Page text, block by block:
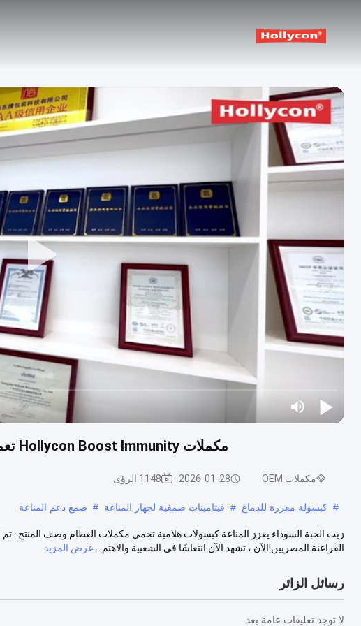
مكملات Hollycon Boost Immunity تعمل على حماية العظام من زيت الحبة السوداء
مكملات OEM 2026-01-28 1148 الرؤى
# كبسولة معززة للدماغ # فيتامينات صمغية لجهاز المناعة # صمغ دعم المناعة
زيت الحبة السوداء يعزز المناعة كبسولات هلامية تحمي مكملات العظام وصف المنتج : تم
الفراعنة المصريين!الآن ، تشهد الآن انتعاشًا في الشعبية والاهتم...
عرض المزيد
رسائل الزائر
لا توجد تعليقات عامة بعد